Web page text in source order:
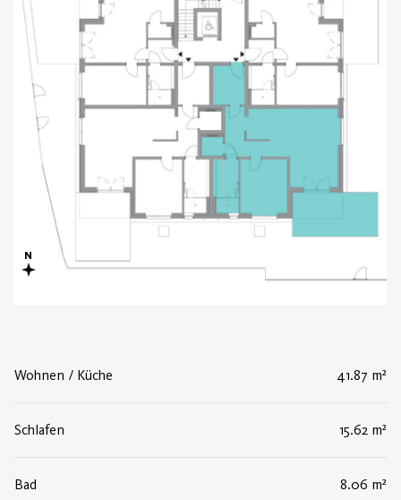
Wohnen / Küche 41.87 m²
Schlafen 15.62 m²
Bad 8.06 m²